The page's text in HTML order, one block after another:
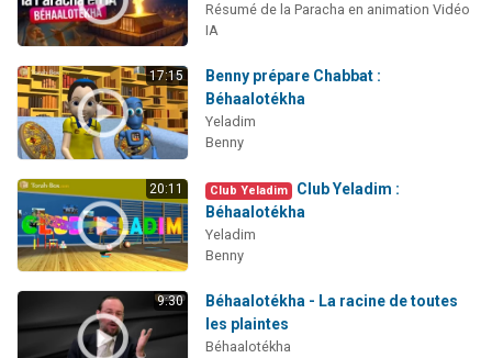
Résumé de la Paracha en animation Vidéo
IA
17:15
Benny prépare Chabbat :
Béhaalotékha
Yeladim
Benny
20:11 Club Yeladim
Club Yeladim :
Béhaalotékha
Yeladim
Benny
9:30
Béhaalotékha - La racine de toutes
les plaintes
Béhaalotékha